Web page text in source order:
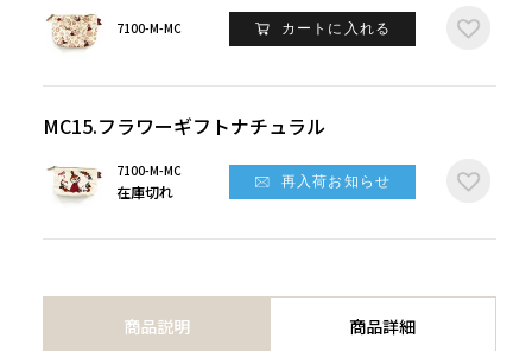
7100-M-MC カートに入れる
MC15.フラワーギフトナチュラル
7100-M-MC
在庫切れ 再入荷お知らせ
商品説明 商品詳細